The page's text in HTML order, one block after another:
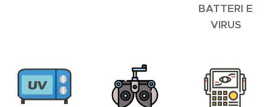
BATTERI E
VIRUS